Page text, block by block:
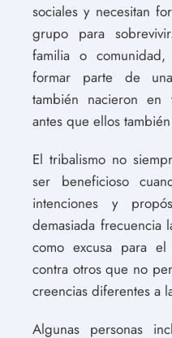
sociales y necesitan
grupo para
familia o comunidad,
formar parte de
también nacieron en
antes que ellos
El tribalismo no
ser beneficioso
intenciones y
demasiada frecuencia
como excusa para
contra otros que no
creencias diferentes a
Algunas personas